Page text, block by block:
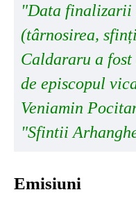
"Data finalizarii
(târnosirea,
Caldararu a
de episcopul
Veniamin
"Sfintii
Emisiuni